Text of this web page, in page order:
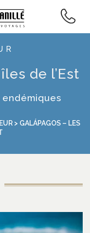
de l’Est
> GALÁPAGOS – LES